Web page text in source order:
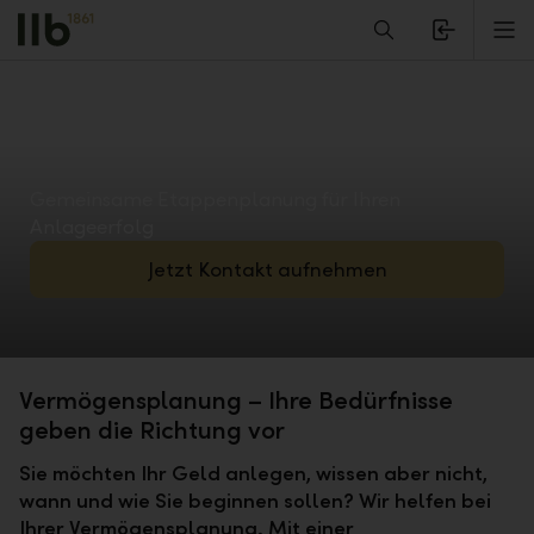
Alerts.Headline
Jetzt Kontakt aufnehmen
Vermögensplanung – Ihre Bedürfnisse
geben die Richtung vor
Sie möchten Ihr Geld anlegen, wissen aber nicht,
wann und wie Sie beginnen sollen? Wir helfen bei
Ihrer Vermögensplanung. Mit einer